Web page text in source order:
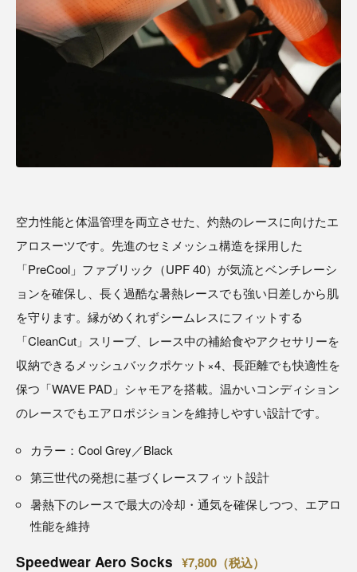
空力性能と体温管理を両立させた、灼熱のレースに向けたエ
アロスーツです。先進のセミメッシュ構造を採用した
「PreCool」ファブリック（UPF 40）が気流とベンチレーシ
ョンを確保し、長く過酷な暑熱レースでも強い日差しから肌
を守ります。縁がめくれずシームレスにフィットする
「CleanCut」スリーブ、レース中の補給食やアクセサリーを
収納できるメッシュバックポケット×4、長距離でも快適性を
保つ「WAVE PAD」シャモアを搭載。温かいコンディション
のレースでもエアロポジションを維持しやすい設計です。
カラー：Cool Grey／Black
第三世代の発想に基づくレースフィット設計
暑熱下のレースで最大の冷却・通気を確保しつつ、エアロ
性能を維持
Speedwear Aero Socks ¥7,800（税込）